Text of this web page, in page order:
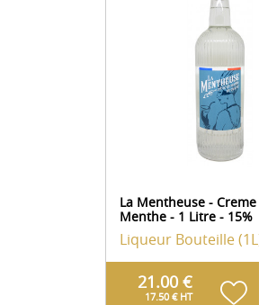
La Mentheuse -
Menthe - 1 Litre - 15%
Liqueur Bouteille
21.00 €
17.50 € HT